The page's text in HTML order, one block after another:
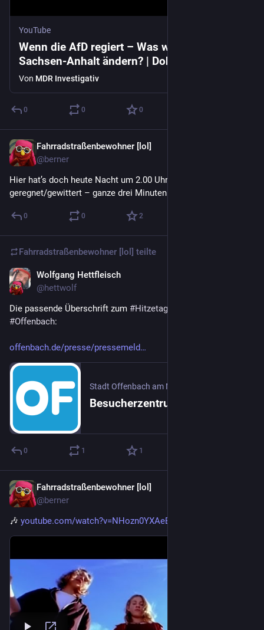
YouTube
Wenn die AfD regiert – Was würde sich in
Sachsen-Anhalt ändern? | Doku | exactly
Von MDR Investigativ
0 0 0
Fahrradstraßenbewohner [lol]
@berner
Hier hat’s doch heute Nacht um 2.00 Uhr tatsächlich
geregnet/gewittert – ganze drei Minuten lang. 🤪
0 0 2
Fahrradstraßenbewohner [lol] teilte
Wolfgang Hettfleisch
@hettwolf
Die passende Überschrift zum #Hitzetag
#Offenbach:
offenbach.de/presse/pressemeld
Stadt Offenbach am Main
0 1 1
Fahrradstraßenbewohner [lol]
@berner
🎶 youtube.com/watch?v=NHozn0YXAeE